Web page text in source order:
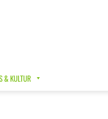
& KULTUR